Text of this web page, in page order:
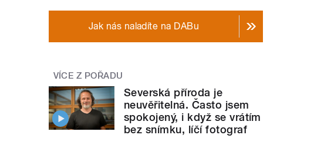
Jak nás naladíte na DABu
VÍCE Z POŘADU
Severská příroda je
neuvěřitelná. Často jsem
spokojený, i když se vrátím
bez snímku, líčí fotograf